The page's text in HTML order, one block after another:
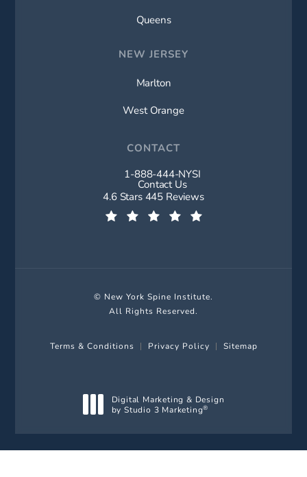
Queens
NEW JERSEY
Marlton
West Orange
CONTACT
Call New York Spine Institute on
1-888-444-NYSI
Contact Us
New York Spine Institute reviews:
4.6 Stars 445 Reviews
© New York Spine Institute.
All Rights Reserved.
Terms & Conditions Privacy Policy Sitemap
Digital Marketing & Design
by Studio 3 Marketing®